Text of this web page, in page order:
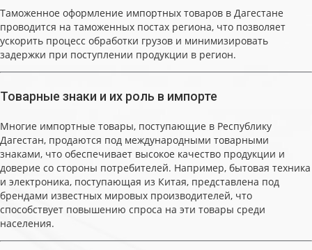
Таможенное оформление импортных товаров в Дагестане
проводится на таможенных постах региона, что позволяет
ускорить процесс обработки грузов и минимизировать
задержки при поступлении продукции в регион.
Товарные знаки и их роль в импорте
Многие импортные товары, поступающие в Республику
Дагестан, продаются под международными товарными
знаками, что обеспечивает высокое качество продукции и
доверие со стороны потребителей. Например, бытовая техника
и электроника, поступающая из Китая, представлена под
брендами известных мировых производителей, что
способствует повышению спроса на эти товары среди
населения.